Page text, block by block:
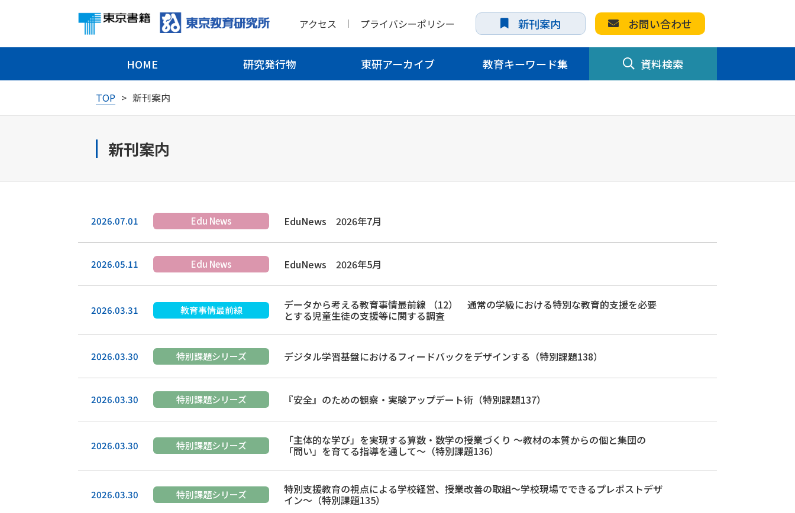
アクセス プライバシーポリシー 新刊案内 お問い合わせ
HOME 研究発行物 東研アーカイブ 教育キーワード集 資料検索
TOP 新刊案内
新刊案内
2026.07.01 Edu News EduNews 2026年7月
2026.05.11 Edu News EduNews 2026年5月
2026.03.31 教育事情最前線 データから考える教育事情最前線 （12） 通常の学級における特別な教育的支援を必要
とする児童生徒の支援等に関する調査
2026.03.30 特別課題シリーズ デジタル学習基盤におけるフィードバックをデザインする（特別課題138）
2026.03.30 特別課題シリーズ 『安全』のための観察・実験アップデート術（特別課題137）
2026.03.30 特別課題シリーズ 「主体的な学び」を実現する算数・数学の授業づくり ～教材の本質からの個と集団の
「問い」を育てる指導を通して～（特別課題136）
2026.03.30 特別課題シリーズ 特別支援教育の視点による学校経営、授業改善の取組～学校現場でできるプレポストデザ
イン～（特別課題135）